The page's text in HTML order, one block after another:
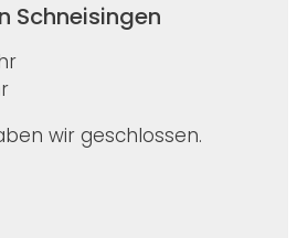
Schneisingen
wir geschlossen.